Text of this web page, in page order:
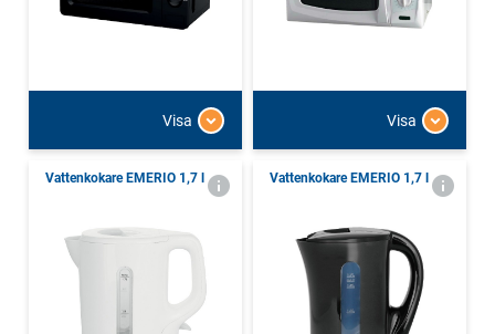
Visa Visa
Vattenkokare EMERIO 1,7 l Vattenkokare EMERIO 1,7 l